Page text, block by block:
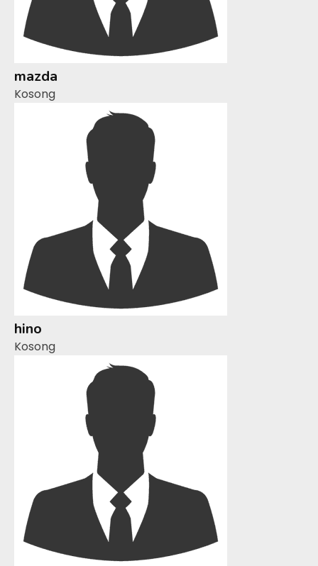
mazda
Kosong
hino
Kosong